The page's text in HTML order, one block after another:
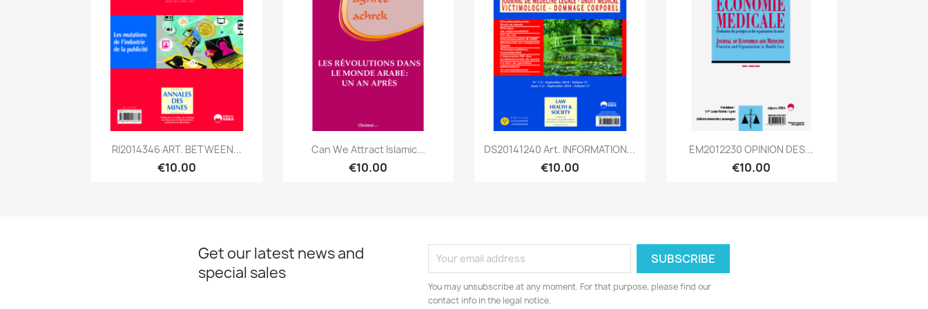
Quick view
RI2014346 ART. BETWEEN...
€10.00
Quick view
Can We Attract Islamic...
€10.00
Quick view
DS20141240 Art. INFORMATION...
€10.00
Quick view
EM2012230 OPINION DES...
€10.00
Get our latest news and
special sales
You may unsubscribe at any moment. For that purpose, please find our
contact info in the legal notice.